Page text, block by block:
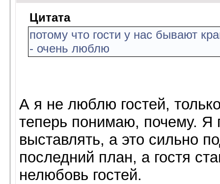
Цитата
потому что гости у нас бывают
- очень люблю
А я не люблю гостей,
теперь понимаю, почему. Я
выставлять, а это сильно
последний план, а гостя
нелюбовь гостей.